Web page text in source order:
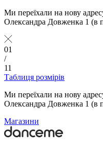
Ми переїхали на нову
Олександра Довженка 1 (в
01
/
11
Таблиця розмірів
Ми переїхали на нову
Олександра Довженка 1 (в
Магазини